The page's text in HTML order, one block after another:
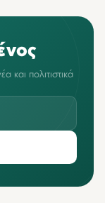
και πολιτιστικά